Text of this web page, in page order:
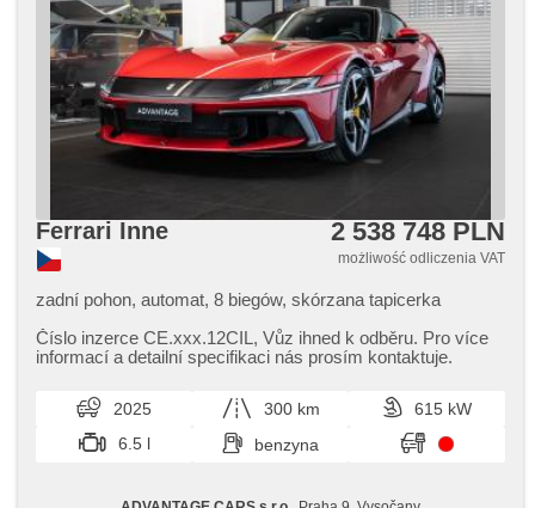
Ferrari Inne 2 538 748 PLN
możliwość odliczenia VAT
zadní pohon, automat, 8 biegów, skórzana tapicerka
Číslo inzerce CE.xxx.12CIL,​ Vůz ihned k odběru. Pro více
informací a detailní specifikaci nás prosím kontaktuje.
2025 300 km
615 kW
6.5 l
benzyna